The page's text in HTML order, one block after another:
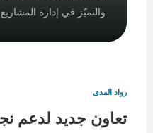
والتميّز في إدارة المشاريع
رواد المدى
تعاون جديد لدعم